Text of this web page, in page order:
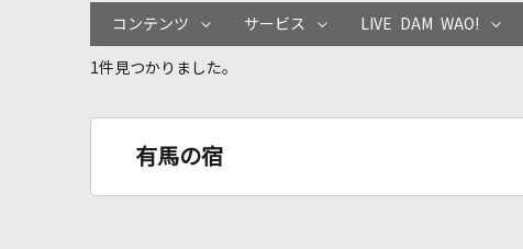
コンテンツ サービス LIVE DAM WAO!
1件見つかりました。
有馬の宿